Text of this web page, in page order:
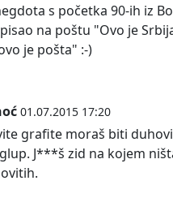
s početka 90-ih iz
na poštu "Ovo je
je pošta" :-)
01.07.2015 17:20
grafite moraš biti
J***š zid na kojem